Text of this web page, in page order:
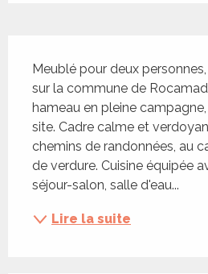
Meublé pour deux
sur la commune de
hameau en pleine
site. Cadre calme et
chemins de randonnées, au
de verdure. Cuisine équipée
séjour-salon, salle d'eau...
Lire la suite